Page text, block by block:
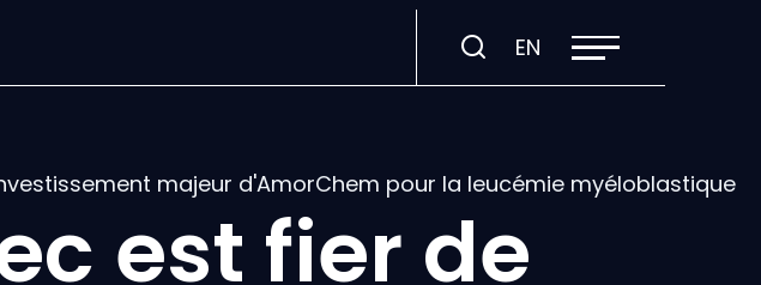
EN Visiter
la
:
English.
la
navigation
majeur d'AmorChem pour la leucémie myéloblastique
est fier de